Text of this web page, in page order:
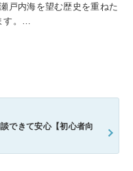
戸内海を望む歴史を重ねた
。
もてなしができます。
できて安心【初心者向